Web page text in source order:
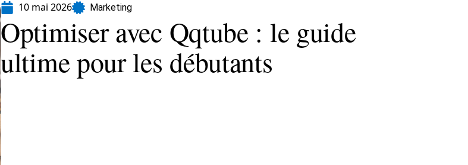
10 mai 2026 Marketing
Optimiser avec Qqtube : le guide
ultime pour les débutants